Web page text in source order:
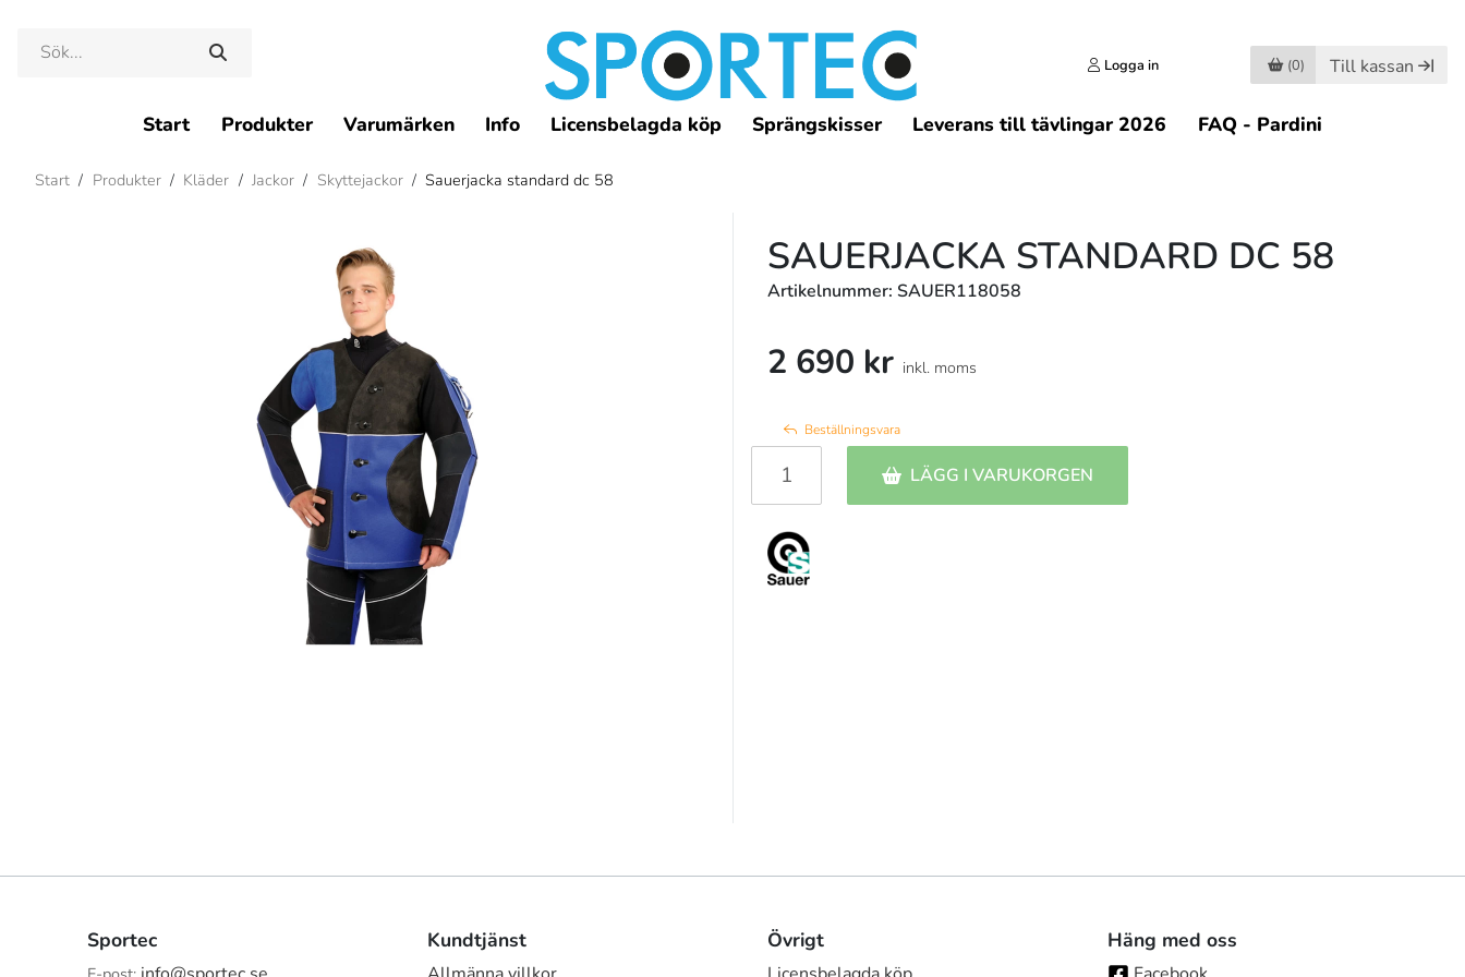
Logga in (0) Till kassan
Start Produkter Varumärken Info Licensbelagda köp Sprängskisser Leverans till tävlingar 2026 FAQ - Pardini
Start / Produkter / Kläder / Jackor / Skyttejackor / Sauerjacka standard dc 58
SAUERJACKA STANDARD DC 58
Artikelnummer: SAUER118058
2 690 kr inkl. moms
Beställningsvara
LÄGG I VARUKORGEN
Sportec Kundtjänst Övrigt Häng med oss